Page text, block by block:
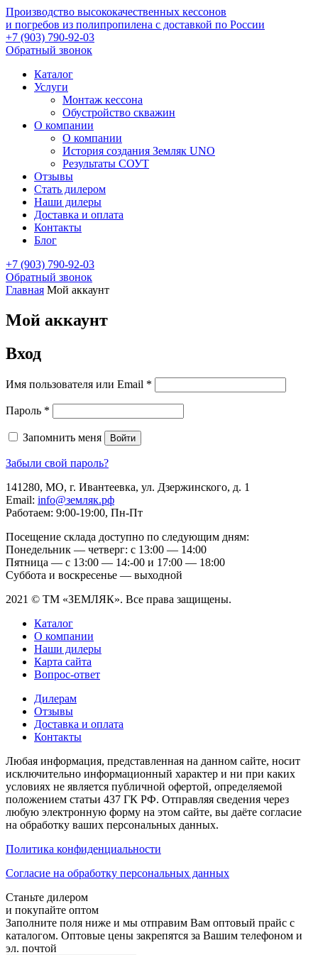
Производство высококачественных кессонов
и погребов из полипропилена с доставкой по России
+7 (903) 790-92-03
Обратный звонок
Каталог
Услуги
Монтаж кессона
Обустройство скважин
О компании
О компании
История создания Земляк UNO
Результаты СОУТ
Отзывы
Стать дилером
Наши дилеры
Доставка и оплата
Контакты
Блог
+7 (903) 790-92-03
Обратный звонок
Главная Мой аккаунт
Мой аккаунт
Вход
Имя пользователя или Email *
Пароль *
Запомнить меня Войти
Забыли свой пароль?
141280, МО, г. Ивантеевка, ул. Дзержинского, д. 1
Email: info@земляк.рф
Работаем: 9:00-19:00, Пн-Пт
Посещение склада доступно по следующим дням:
Понедельник — четверг: с 13:00 — 14:00
Пятница — с 13:00 — 14:-00 и 17:00 — 18:00
Суббота и воскресенье — выходной
2021 © ТМ «ЗЕМЛЯК». Все права защищены.
Каталог
О компании
Наши дилеры
Карта сайта
Вопрос-ответ
Дилерам
Отзывы
Доставка и оплата
Контакты
Любая информация, представленная на данном сайте, носит
исключительно информационный характер и ни при каких
условиях не является публичной офертой, определяемой
положением статьи 437 ГК РФ. Отправляя сведения через
любую электронную форму на этом сайте, вы даёте согласие
на обработку ваших персональных данных.
Политика конфиденциальности
Cогласие на обработку персональных данных
Станьте дилером
и покупайте оптом
Заполните поля ниже и мы отправим Вам оптовый прайс с
каталогом. Оптовые цены закрепятся за Вашим телефоном и
эл. почтой